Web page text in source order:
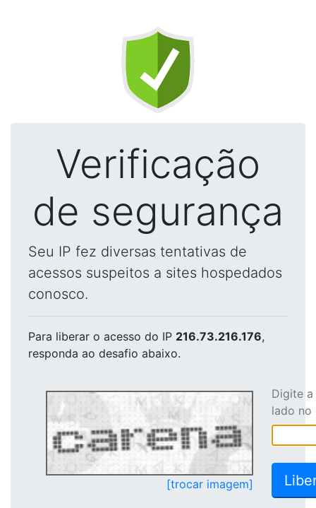
Verificação
de segurança
Seu IP fez diversas tentativas de
acessos suspeitos a sites hospedados
conosco.
Para liberar o acesso do IP 216.73.216.176,
responda ao desafio abaixo.
[trocar imagem]
Digite
lado no